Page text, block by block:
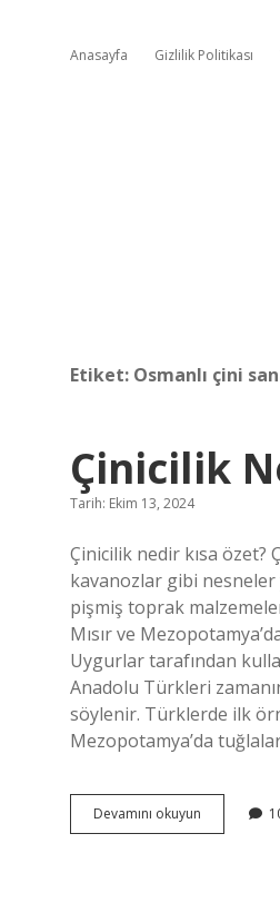
Anasayfa Gizlilik Politikası
Etiket: Osmanlı çini
Çinicilik
Tarih: Ekim 13, 2024
Çinicilik nedir kısa özet?
kavanozlar gibi nesneler
pişmiş toprak
Mısır ve
Uygurlar tarafından
Anadolu Türkleri
söylenir. Türklerde ilk
Mezopotamya’da
Devamını okuyun
Nedir